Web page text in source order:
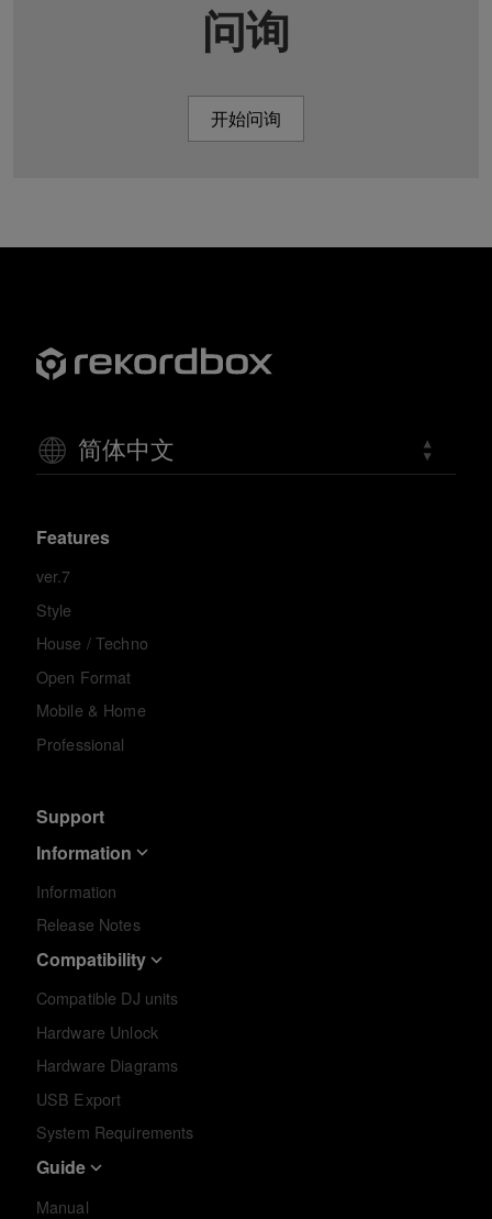
问询
开始问询
简体中文
Features
ver.7
Style
House / Techno
Open Format
Mobile & Home
Professional
Support
Information
Information
Release Notes
Compatibility
Compatible DJ units
Hardware Unlock
Hardware Diagrams
USB Export
System Requirements
Guide
Manual